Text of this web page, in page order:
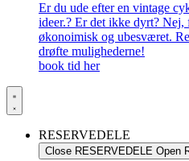
Er du ude efter en vintage
ideer.? Er det ikke dyrt? Nej,
økonoimisk og ubesværet.
drøfte mulighederne!
book tid her
RESERVEDELE
Close RESERVEDELE Open